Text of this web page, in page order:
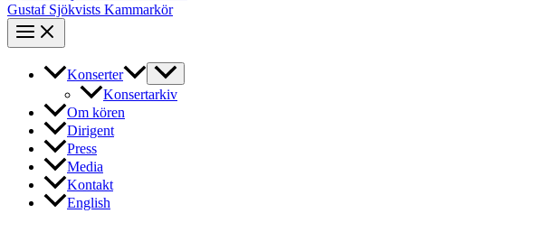
Gustaf Sjökvists Kammarkör
Konserter
Konsertarkiv
Om kören
Dirigent
Press
Media
Kontakt
English